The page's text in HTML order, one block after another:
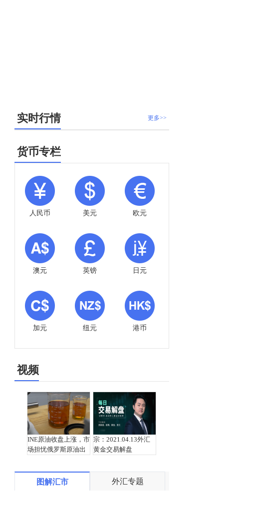
更多>>
实时行情
货币专栏
人民币 美元 欧元
澳元 英镑 日元
加元 纽元 港币
视频
INE原油收盘上涨，市
场担忧俄罗斯原油出
宗：2021.04.13外汇
黄金交易解盘
图解汇市 外汇专题